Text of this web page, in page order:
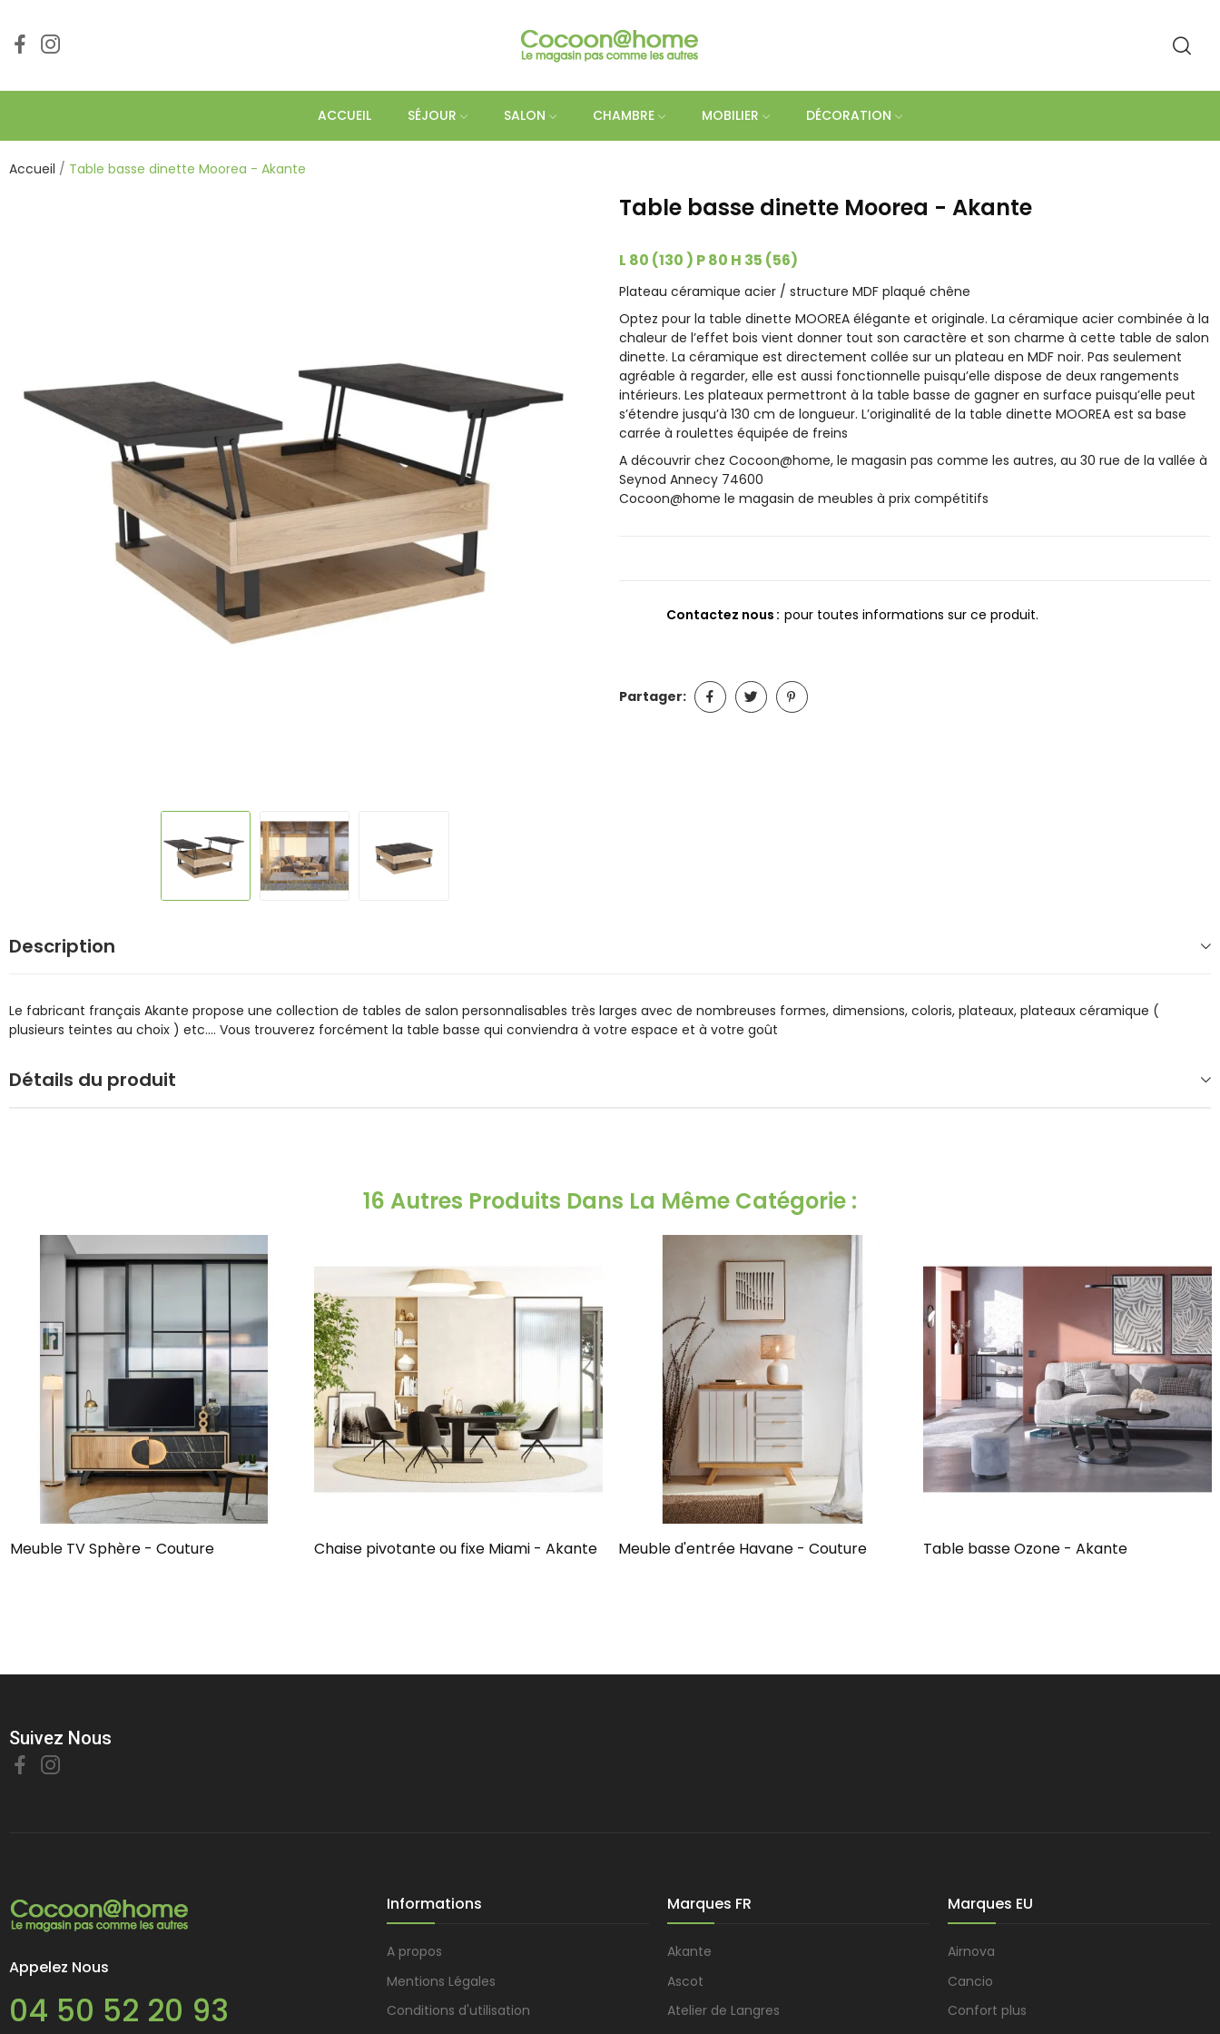
ACCUEIL SÉJOUR SALON CHAMBRE MOBILIER DÉCORATION
Accueil Table basse dinette Moorea - Akante
Table basse dinette Moorea - Akante
L 80 (130 ) P 80 H 35 (56)
Plateau céramique acier / structure MDF plaqué chêne
Optez pour la table dinette MOOREA élégante et originale. La céramique acier combinée à la
chaleur de l’effet bois vient donner tout son caractère et son charme à cette table de salon
dinette. La céramique est directement collée sur un plateau en MDF noir. Pas seulement
agréable à regarder, elle est aussi fonctionnelle puisqu’elle dispose de deux rangements
intérieurs. Les plateaux permettront à la table basse de gagner en surface puisqu’elle peut
s’étendre jusqu’à 130 cm de longueur. L’originalité de la table dinette MOOREA est sa base
carrée à roulettes équipée de freins
A découvrir chez Cocoon@home, le magasin pas comme les autres, au 30 rue de la vallée à
Seynod Annecy 74600
Cocoon@home le magasin de meubles à prix compétitifs
Contactez nous pour toutes informations sur ce produit.
Partager:
Description
Le fabricant français Akante propose une collection de tables de salon personnalisables très larges avec de nombreuses formes, dimensions, coloris, plateaux, plateaux céramique (
plusieurs teintes au choix ) etc.... Vous trouverez forcément la table basse qui conviendra à votre espace et à votre goût
Détails du produit
16 Autres Produits Dans La Même Catégorie :
Meuble TV Sphère - Couture Chaise pivotante ou fixe Miami - Akante Meuble d'entrée Havane - Couture Table basse Ozone - Akante
Suivez Nous
Appelez Nous
04 50 52 20 93
Informations
A propos
Mentions Légales
Conditions d'utilisation
Marques FR
Akante
Ascot
Atelier de Langres
Marques EU
Airnova
Cancio
Confort plus